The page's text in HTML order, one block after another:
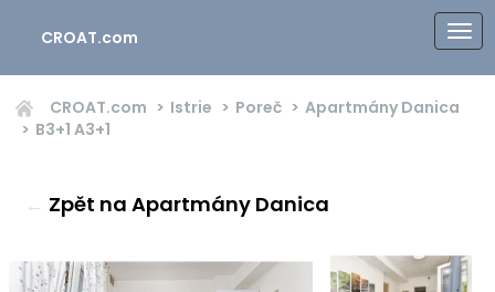
CROAT.com
CROAT.com Istrie Poreč
Apartmány Danica
B3+1 A3+1
← Zpět na Apartmány Danica